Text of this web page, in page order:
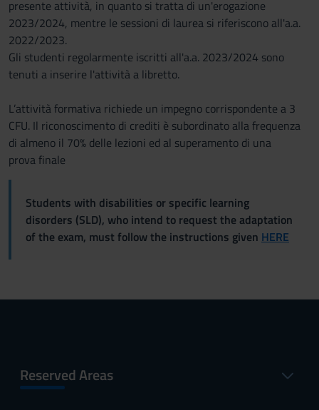
presente attività, in quanto si tratta di un'erogazione
2023/2024, mentre le sessioni di laurea si riferiscono all'a.a.
2022/2023.
Gli studenti regolarmente iscritti all'a.a. 2023/2024 sono
tenuti a inserire l'attività a libretto.
L’attività formativa richiede un impegno corrispondente a 3
CFU. Il riconoscimento di crediti è subordinato alla frequenza
di almeno il 70% delle lezioni ed al superamento di una
prova finale
Students with disabilities or specific learning
disorders (SLD), who intend to request the adaptation
of the exam, must follow the instructions given HERE
Reserved Areas